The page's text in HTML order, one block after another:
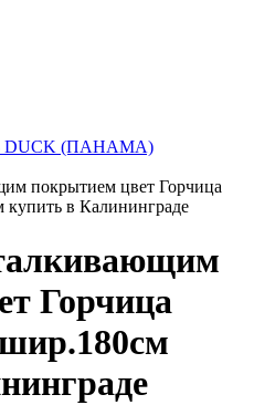
(ПАНАМА)
покрытием цвет Горчица
в Калининграде
Горчица